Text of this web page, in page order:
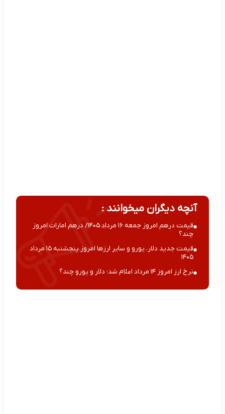
آنچه دیگران میخوانند :
قیمت درهم امروز جمعه ۱۶ مرداد ۱۴۰۵/ درهم امارات امروز
چند؟
قیمت جدید دلار، یورو و سایر ارزها امروز پنجشنبه ۱۵ مرداد
۱۴۰۵
نرخ ارز امروز ۱۴ مرداد اعلام شد؛ دلار و یورو چند؟